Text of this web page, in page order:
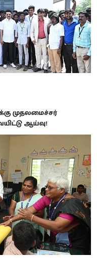
முதலமைச்சர்
ஆய்வு!